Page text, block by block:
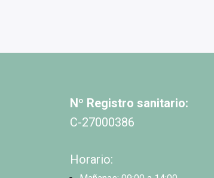
Nº Registro sanitario:
C-27000386
Horario: